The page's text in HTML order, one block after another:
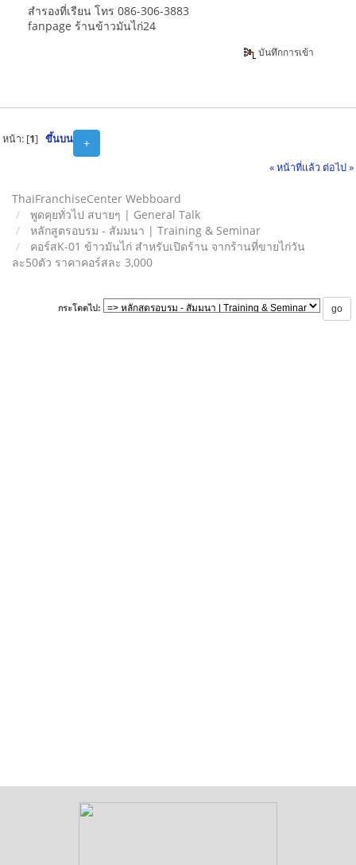
สำรองที่เรียน โทร 086-306-3883
fanpage ร้านข้าวมันไก่24
บันทึกการเข้า
+
หน้า: [1] ขึ้นบน
« หน้าที่แล้ว ต่อไป »
ThaiFranchiseCenter Webboard
พูดคุยทั่วไป สบายๆ | General Talk
หลักสูตรอบรม - สัมมนา | Training & Seminar
คอร์สK-01 ข้าวมันไก่ สำหรับเปิดร้าน จากร้านที่ขายไก่วัน
ละ50ตัว ราคาคอร์สละ 3,000
กระโดดไป: